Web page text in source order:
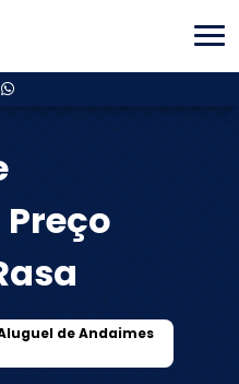
de Andaimes